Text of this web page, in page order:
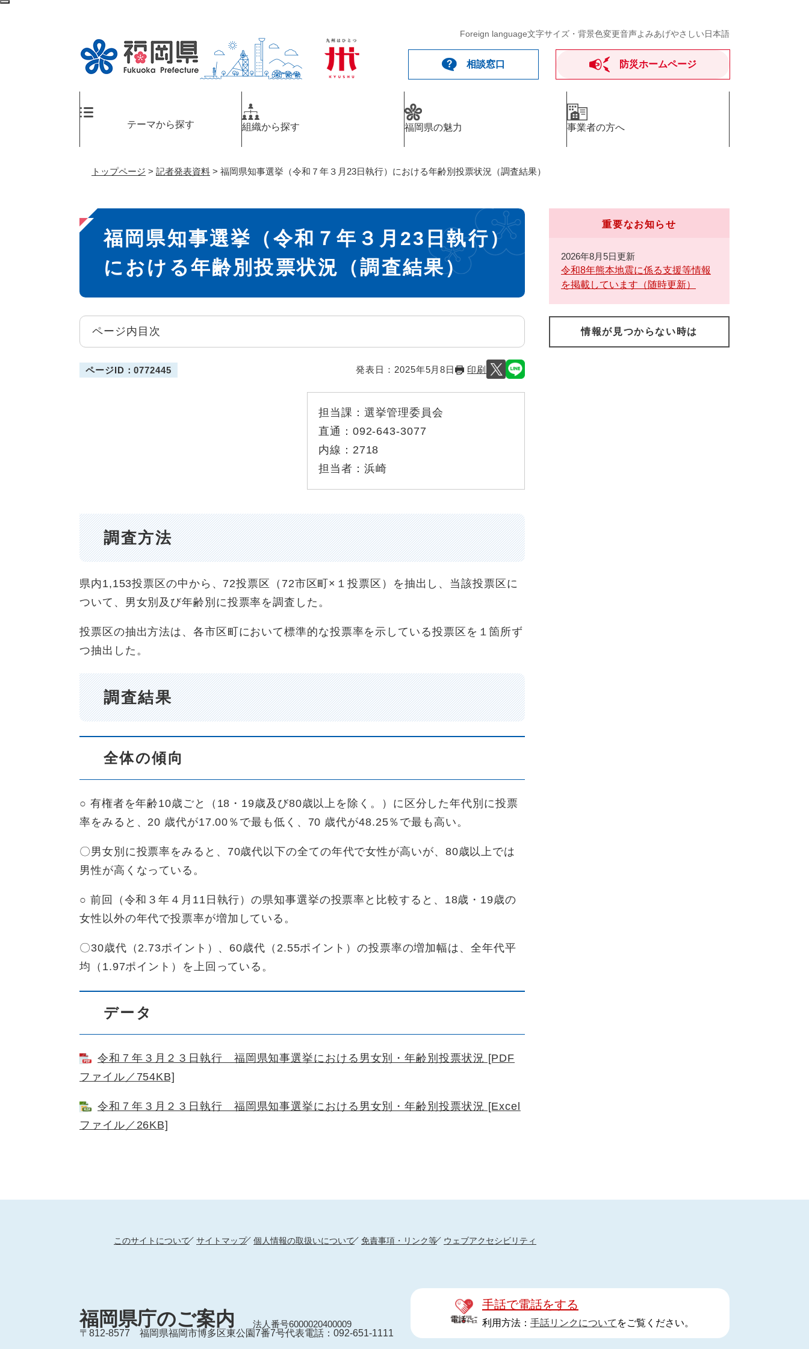
ペ
メ
Foreign language文字サイズ・背景色変更音声よみあげやさしい日本語
相談窓口 防災ホームページ
テーマから探す 組織から探す 福岡県の魅力 事業者の方へ
トップページ > 記者発表資料 > 福岡県知事選挙（令和７年３月23日執行）における年齢別投票状況（調査結果）
本
文
福岡県知事選挙（令和７年３月23日執行）
における年齢別投票状況（調査結果）
ページ内目次
ページID：0772445 発表日： 2025年5月8日 印刷
担当課： 選挙管理委員会
直通： 092-643-3077
内線： 2718
担当者： 浜崎
調査方法
県内1,153投票区の中から、72投票区（72市区町×１投票区）を抽出し、当該投票区に
ついて、男女別及び年齢別に投票率を調査した。
投票区の抽出方法は、各市区町において標準的な投票率を示している投票区を１箇所ず
つ抽出した。
調査結果
全体の傾向
○ 有権者を年齢10歳ごと（18・19歳及び80歳以上を除く。）に区分した年代別に投票
率をみると、20 歳代が17.00％で最も低く、70 歳代が48.25％で最も高い。
〇男女別に投票率をみると、70歳代以下の全ての年代で女性が高いが、80歳以上では
男性が高くなっている。
○ 前回（令和３年４月11日執行）の県知事選挙の投票率と比較すると、18歳・19歳の
女性以外の年代で投票率が増加している。
〇30歳代（2.73ポイント）、60歳代（2.55ポイント）の投票率の増加幅は、全年代平
均（1.97ポイント）を上回っている。
データ
令和７年３月２３日執行 福岡県知事選挙における男女別・年齢別投票状況 [PDF
ファイル／754KB]
令和７年３月２３日執行 福岡県知事選挙における男女別・年齢別投票状況 [Excel
ファイル／26KB]
重要なお知らせ
2026年8月5日更新
令和8年熊本地震に係る支援等情報
を掲載しています（随時更新）
情報が見つからない時は
このサイトについて サイトマップ 個人情報の取扱いについて 免責事項・リンク等 ウェブアクセシビリティ
福岡県庁のご案内
法人番号6000020400009
〒812-8577
福岡県福岡市博多区東公園7番7号代表電話：092-651-1111
手話で電話をする
利用方法： 手話リンクについて をご覧ください。